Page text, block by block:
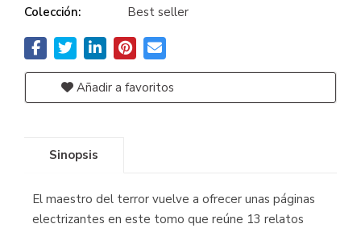
Colección:
Best seller
Añadir a favoritos
Sinopsis
El maestro del terror vuelve a ofrecer unas páginas
electrizantes en este tomo que reúne 13 relatos